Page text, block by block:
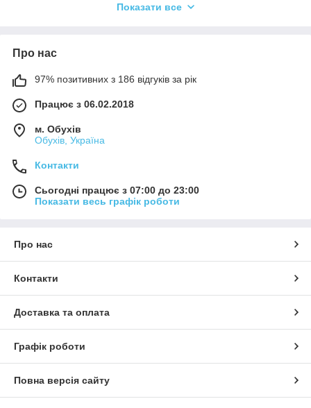
при інтенсивному носінні за різних погодних умов. Кросівки
Показати все
Про нас
97% позитивних з 186 відгуків за рік
Працює з 06.02.2018
м. Обухів
Обухів, Україна
Контакти
Сьогодні працює з 07:00 до 23:00
Показати весь графік роботи
Про нас
Контакти
Доставка та оплата
Графік роботи
Повна версія сайту